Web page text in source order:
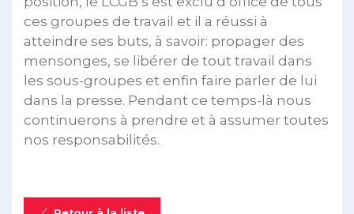
ces groupes de travail et il a réussi à
atteindre ses buts, à savoir: propager des
mensonges, se libérer de tout travail dans
les sous-groupes et enfin faire parler de lui
dans la presse. Pendant ce temps-là nous
continuerons à prendre et à assumer toutes
nos responsabilités.